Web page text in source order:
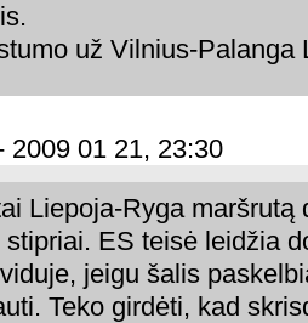
už Vilnius-
2009 01 21, 23:30
Liepoja-Ryga maršrutą
ES teisė leidžia
jeigu šalis
Teko girdėti, kad